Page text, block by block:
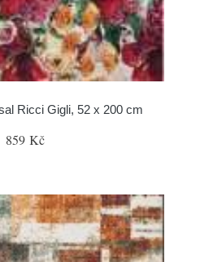
Ricci Gigli, 52 x 200 cm
859 Kč